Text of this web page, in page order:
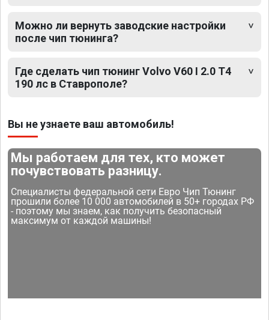
Можно ли вернуть заводские настройки
после чип тюнинга?
Где сделать чип тюнинг Volvo V60 I 2.0 T4
190 лс в Ставрополе?
Вы не узнаете ваш автомобиль!
Мы работаем для тех, кто может
почувствовать разницу.
Специалисты федеральной сети Евро Чип Тюнинг
прошили более 10 000 автомобилей в 50+ городах РФ
- поэтому мы знаем, как получить безопасный
максимум от каждой машины!